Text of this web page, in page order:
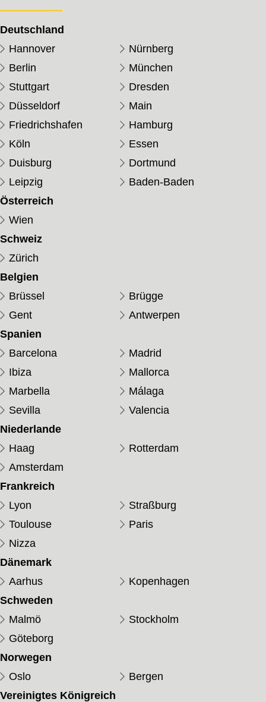
Deutschland
Hannover
Nürnberg
Berlin
München
Stuttgart
Dresden
Düsseldorf
Main
Friedrichshafen
Hamburg
Köln
Essen
Duisburg
Dortmund
Leipzig
Baden-Baden
Österreich
Wien
Schweiz
Zürich
Belgien
Brüssel
Brügge
Gent
Antwerpen
Spanien
Barcelona
Madrid
Ibiza
Mallorca
Marbella
Málaga
Sevilla
Valencia
Niederlande
Haag
Rotterdam
Amsterdam
Frankreich
Lyon
Straßburg
Toulouse
Paris
Nizza
Dänemark
Aarhus
Kopenhagen
Schweden
Malmö
Stockholm
Göteborg
Norwegen
Oslo
Bergen
Vereinigtes Königreich